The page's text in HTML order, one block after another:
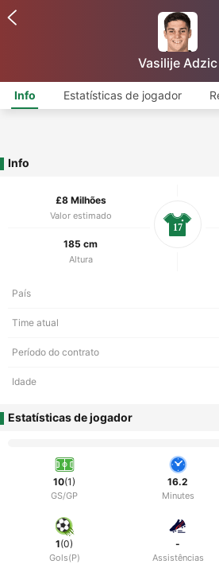
Vasilije Adzic
Info Estatísticas de jogador
Info
£8 Milhões
Valor estimado
185 cm
Altura
17
País
Time atual
Período do contrato
Idade
Estatísticas de jogador
10(1)
GS/GP
16.2
Minutes
1(0)
Gols(P)
-
Assistências